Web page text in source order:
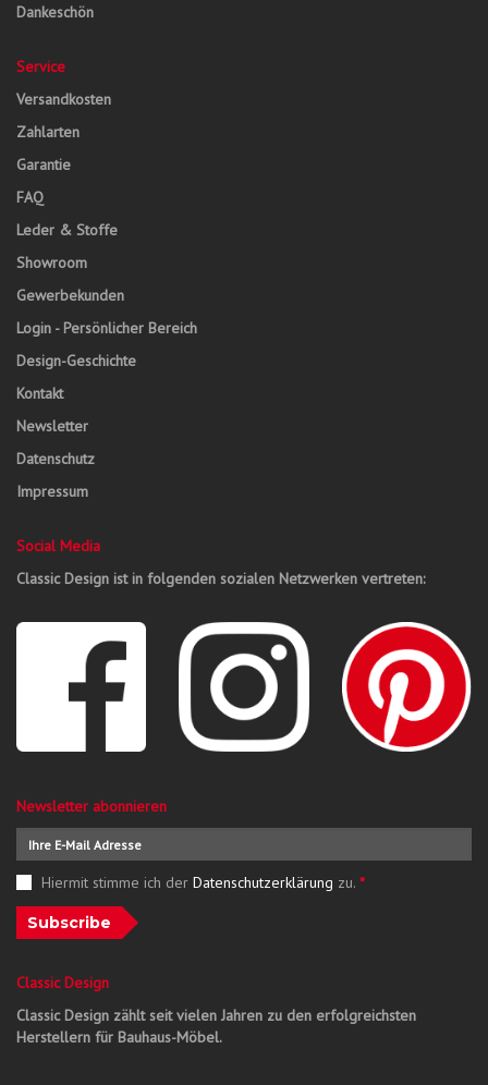
Dankeschön
Service
Versandkosten
Zahlarten
Garantie
FAQ
Leder & Stoffe
Showroom
Gewerbekunden
Login - Persönlicher Bereich
Design-Geschichte
Kontakt
Newsletter
Datenschutz
Impressum
Social Media
Classic Design ist in folgenden sozialen Netzwerken vertreten:
Newsletter abonnieren
Hiermit stimme ich der Datenschutzerklärung zu. *
Subscribe
Classic Design
Classic Design zählt seit vielen Jahren zu den erfolgreichsten
Herstellern für Bauhaus-Möbel.